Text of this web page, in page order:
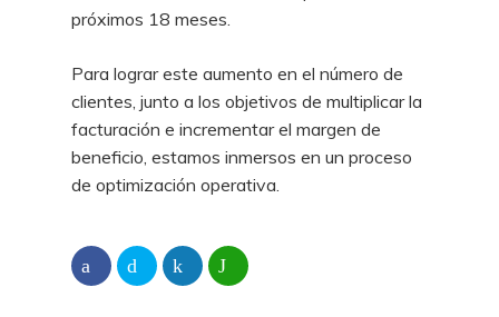
próximos 18 meses.
Para lograr este aumento en el número de
clientes, junto a los objetivos de multiplicar la
facturación e incrementar el margen de
beneficio, estamos inmersos en un proceso
de optimización operativa.